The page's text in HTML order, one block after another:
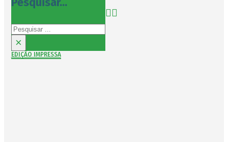
Pesquisar
×
EDIÇÃO IMPRESSA